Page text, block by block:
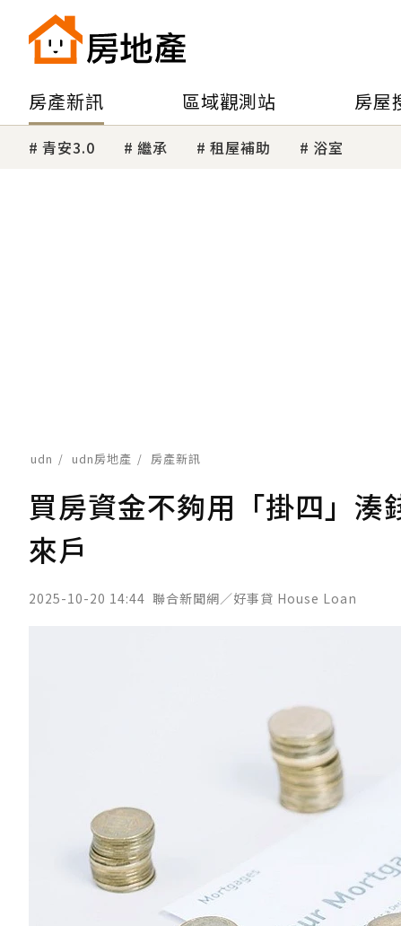
房產新訊 區域觀測站 房屋
青安3.0 繼承 租屋補助 浴室
udn udn房地產 房產新訊
買房資金不夠用「掛四」湊
來戶
2025-10-20 14:44 聯合新聞網／好事貸 House Loan